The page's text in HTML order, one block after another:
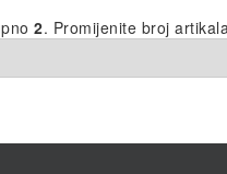
2. Promijenite broj